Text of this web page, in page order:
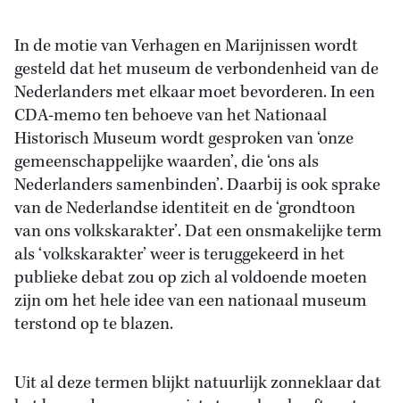
In de motie van Verhagen en Marijnissen wordt
gesteld dat het museum de verbondenheid van de
Nederlanders met elkaar moet bevorderen. In een
CDA-memo ten behoeve van het Nationaal
Historisch Museum wordt gesproken van ‘onze
gemeenschappelijke waarden’, die ‘ons als
Nederlanders samenbinden’. Daarbij is ook sprake
van de Nederlandse identiteit en de ‘grondtoon
van ons volkskarakter’. Dat een onsmakelijke term
als ‘volkskarakter’ weer is teruggekeerd in het
publieke debat zou op zich al voldoende moeten
zijn om het hele idee van een nationaal museum
terstond op te blazen.
Uit al deze termen blijkt natuurlijk zonneklaar dat